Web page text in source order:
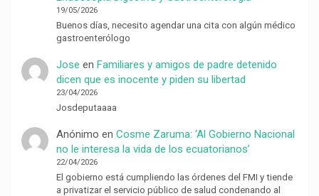
19/05/2026
Buenos días, necesito agendar una cita con algún médico
gastroenterólogo
Jose en Familiares y amigos de padre detenido
dicen que es inocente y piden su libertad
23/04/2026
Josdeputaaaa
Anónimo en Cosme Zaruma: ‘Al Gobierno Nacional
no le interesa la vida de los ecuatorianos’
22/04/2026
El gobierno está cumpliendo las órdenes del FMI y tiende
a privatizar el servicio público de salud condenando al